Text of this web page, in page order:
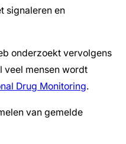
signaleren en
onderzoekt vervolgens
veel mensen wordt
Drug Monitoring.
van gemelde